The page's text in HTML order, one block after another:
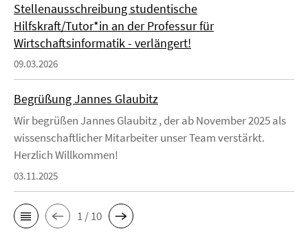
Stellenausschreibung studentische
Hilfskraft/Tutor*in an der Professur für
Wirtschaftsinformatik - verlängert!
09.03.2026
Begrüßung Jannes Glaubitz
Wir begrüßen Jannes Glaubitz , der ab November 2025 als
wissenschaftlicher Mitarbeiter unser Team verstärkt.
Herzlich Willkommen!
03.11.2025
1 / 10